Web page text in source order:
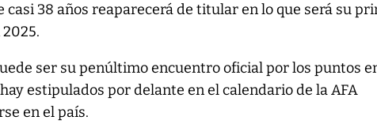
casi 38 años reaparecerá de titular en lo que será su
ser su penúltimo encuentro oficial por los puntos
estipulados por delante en el calendario de la AFA
en el país.